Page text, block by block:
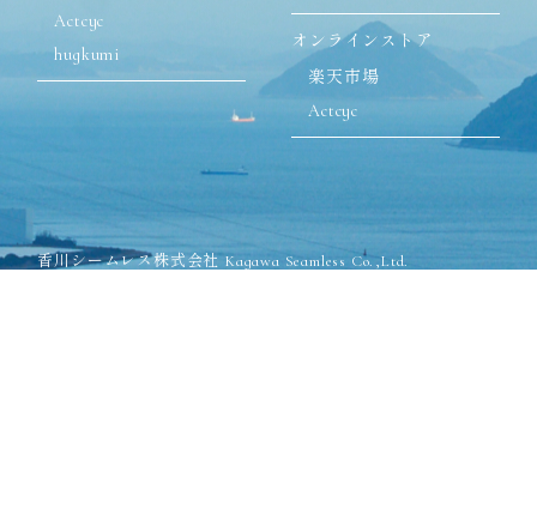
香川シームレス株式会社 Kagawa Seamless Co.,Ltd.
Actcyc
hugkumi
オンラインストア
楽天市場
Actcyc